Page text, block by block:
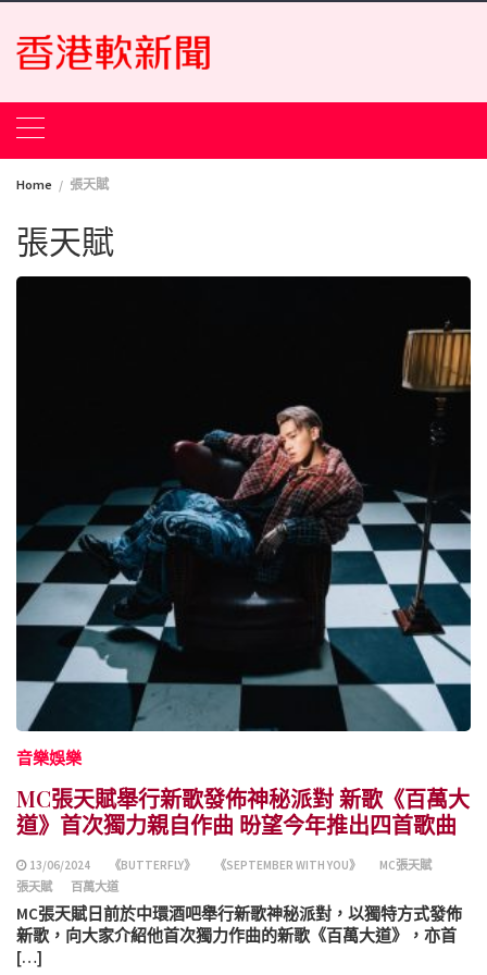
Skip
content
Home 張天賦
張天賦
音樂娛樂
MC張天賦舉行新歌發佈神秘派對 新歌《百萬大
道》首次獨力親自作曲 昐望今年推出四首歌曲
13/06/2024 《BUTTERFLY》 《SEPTEMBER WITH YOU》
MC張天賦
張天賦
百萬大道
MC張天賦日前於中環酒吧舉行新歌神秘派對，以獨特方式發佈
新歌，向大家介紹他首次獨力作曲的新歌《百萬大道》，亦首
[…]